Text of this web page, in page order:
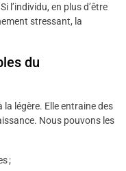
l’individu, en plus d’être
stressant, la
du
la légère. Elle entraine des
Nous pouvons les
;